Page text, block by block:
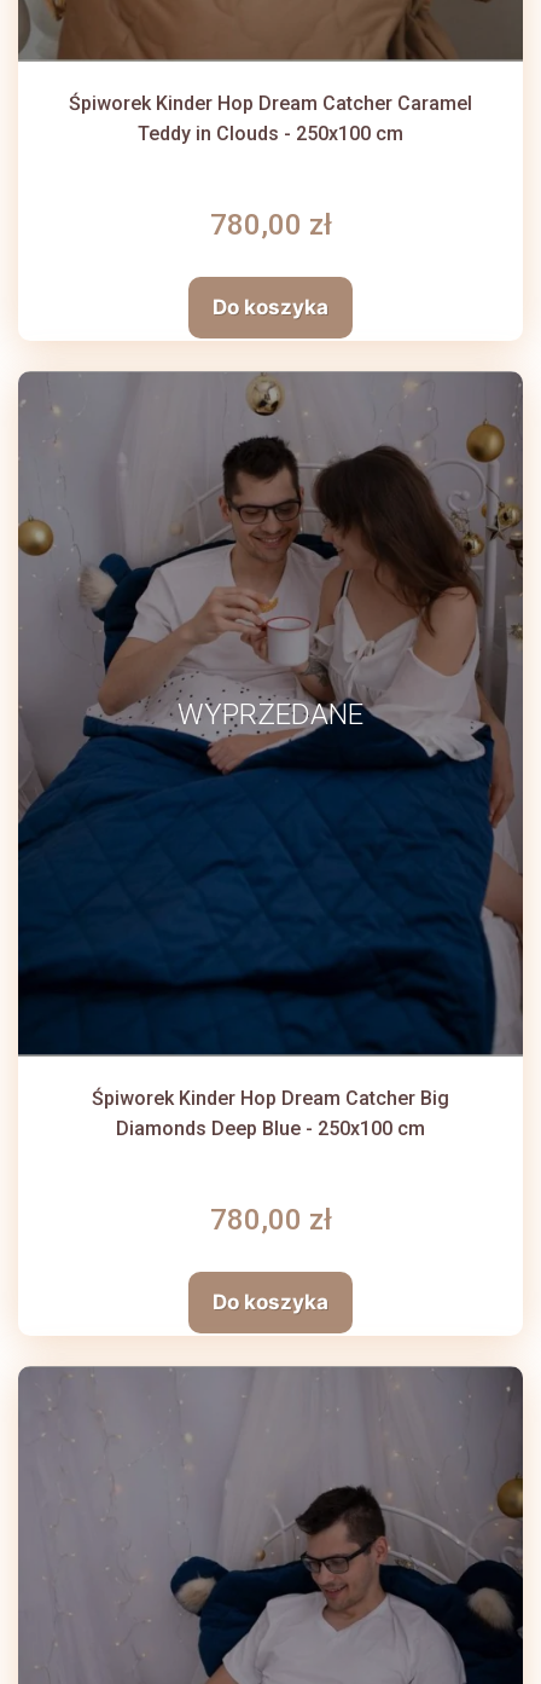
Śpiworek Kinder Hop Dream Catcher Caramel
Teddy in Clouds - 250x100 cm
780,00 zł
Do koszyka
WYPRZEDANE
Śpiworek Kinder Hop Dream Catcher Big
Diamonds Deep Blue - 250x100 cm
780,00 zł
Do koszyka